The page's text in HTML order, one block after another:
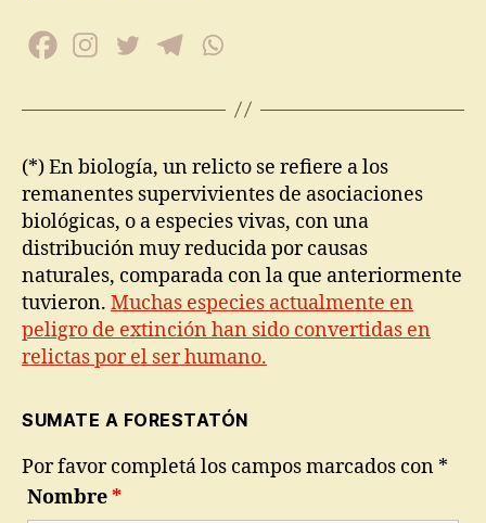
(*) En biología, un relicto se refiere a los
remanentes supervivientes de asociaciones
biológicas, o a especies vivas, con una
distribución muy reducida por causas
naturales, comparada con la que anteriormente
tuvieron. Muchas especies actualmente en
peligro de extinción han sido convertidas en
relictas por el ser humano.
SUMATE A FORESTATÓN
Por favor completá los campos marcados con *
Nombre*